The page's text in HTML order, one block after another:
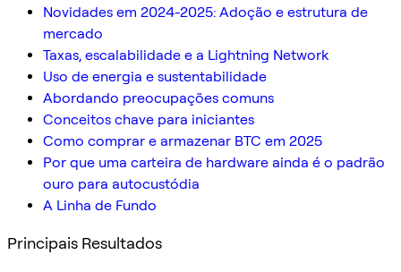
Novidades em 2024-2025: Adoção e estrutura de
mercado
Taxas, escalabilidade e a Lightning Network
Uso de energia e sustentabilidade
Abordando preocupações comuns
Conceitos chave para iniciantes
Como comprar e armazenar BTC em 2025
Por que uma carteira de hardware ainda é o padrão
ouro para autocustódia
A Linha de Fundo
Principais Resultados